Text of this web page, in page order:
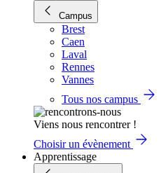
Campus
Brest
Caen
Laval
Rennes
Vannes
Tous nos campus
Viens nous rencontrer !
Choisir un évènement
Apprentissage